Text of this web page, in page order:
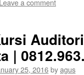
Leave a comment
|
25, 2016byagus